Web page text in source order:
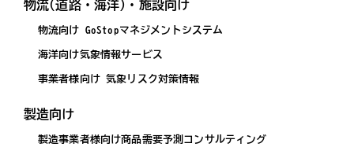
物流(道路・海洋)・施設向け
物流向け GoStopマネジメントシステム
海洋向け気象情報サービス
事業者様向け 気象リスク対策情報
製造向け
製造事業者様向け商品需要予測コンサルティング